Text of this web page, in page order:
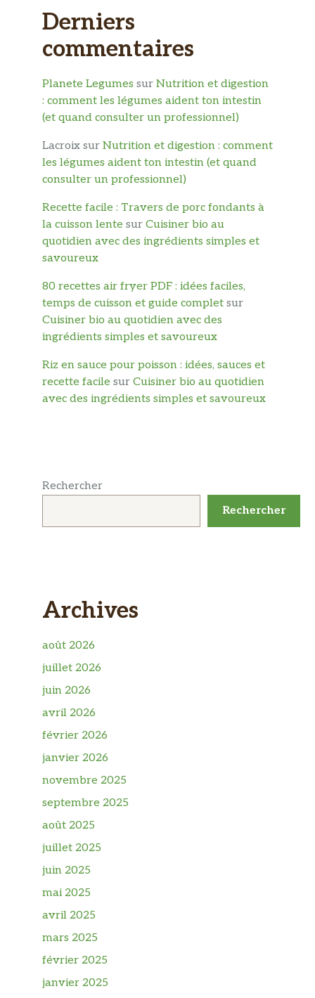
Derniers
commentaires
Planete Legumes sur Nutrition et digestion
: comment les légumes aident ton intestin
(et quand consulter un professionnel)
Lacroix sur Nutrition et digestion : comment
les légumes aident ton intestin (et quand
consulter un professionnel)
Recette facile : Travers de porc fondants à
la cuisson lente sur Cuisiner bio au
quotidien avec des ingrédients simples et
savoureux
80 recettes air fryer PDF : idées faciles,
temps de cuisson et guide complet sur
Cuisiner bio au quotidien avec des
ingrédients simples et savoureux
Riz en sauce pour poisson : idées, sauces et
recette facile sur Cuisiner bio au quotidien
avec des ingrédients simples et savoureux
Rechercher
Rechercher
Archives
août 2026
juillet 2026
juin 2026
avril 2026
février 2026
janvier 2026
novembre 2025
septembre 2025
août 2025
juillet 2025
juin 2025
mai 2025
avril 2025
mars 2025
février 2025
janvier 2025